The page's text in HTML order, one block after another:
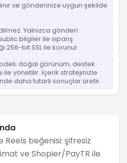
ve gönderinize uygun şekilde
Yalnızca gönderi
bilgiler ile sipariş
256-bit SSL ile korunur.
doğal görünüm, destek
ile yönetilir. İçerik stratejinizle
daha tutarlı sonuçlar üretir.
beğenisi: şifresiz
ve Shopier/PayTR ile